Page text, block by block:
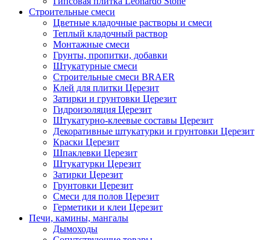
Строительные смеси
Цветные кладочные растворы и смеси
Теплый кладочный раствор
Монтажные смеси
Грунты, пропитки, добавки
Штукатурные смеси
Строительные смеси BRAER
Клей для плитки Церезит
Затирки и грунтовки Церезит
Гидроизоляция Церезит
Штукатурно-клеевые составы Церезит
Декоративные штукатурки и грунтовки Церезит
Краски Церезит
Шпаклевки Церезит
Штукатурки Церезит
Затирки Церезит
Грунтовки Церезит
Смеси для полов Церезит
Герметики и клеи Церезит
Печи, камины, мангалы
Дымоходы